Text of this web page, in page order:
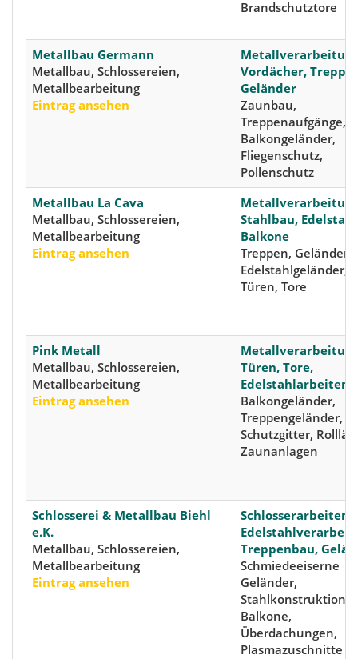
Brandschutztore
Metallbau Germann
Metallbau, Schlossereien,
Metallbearbeitung
Eintrag ansehen
Vordächer,
Geländer
Zaunbau,
Treppenaufgänge,
Balkongeländer,
Fliegenschutz,
Pollenschutz
Metallbau La Cava
Metallbau, Schlossereien,
Metallbearbeitung
Eintrag ansehen
Stahlbau,
Balkone
Treppen, Geländer,
Edelstahlgeländer,
Türen, Tore
Pink Metall
Metallbau, Schlossereien,
Metallbearbeitung
Eintrag ansehen
Türen, Tore,
Edelstahlarbeiten
Balkongeländer,
Treppengeländer,
Schutzgitter,
Zaunanlagen
Schlosserei & Metallbau Biehl
e.K.
Metallbau, Schlossereien,
Metallbearbeitung
Eintrag ansehen
Schlosserarbeiten,
Treppenbau,
Schmiedeeiserne
Geländer,
Balkone,
Überdachungen,
Plasmazuschnitte